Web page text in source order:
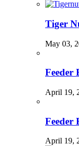
Tiger
May 03,
Feeder
April 19,
Feeder
April 19,